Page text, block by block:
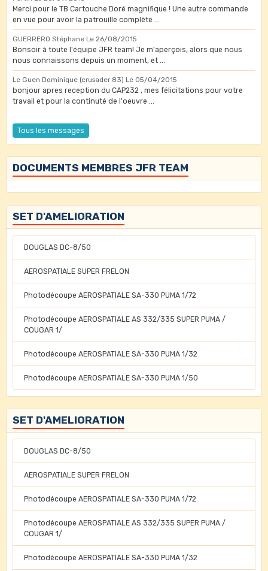
Merci pour le TB Cartouche Doré magnifique ! Une autre commande
en vue pour avoir la patrouille complète ...
GUERRERO Stéphane Le 26/08/2015
Bonsoir à toute l'équipe JFR team! Je m'aperçois, alors que nous
nous connaissons depuis un moment, et ...
Le Guen Dominique (crusader 83) Le 05/04/2015
bonjour apres reception du CAP232 , mes félicitations pour votre
travail et pour la continuté de l'oeuvre ...
Tous les messages
DOCUMENTS MEMBRES JFR TEAM
SET D'AMELIORATION
DOUGLAS DC-8/50
AEROSPATIALE SUPER FRELON
Photodécoupe AEROSPATIALE SA-330 PUMA 1/72
Photodécoupe AEROSPATIALE AS 332/335 SUPER PUMA /
COUGAR 1/
Photodécoupe AEROSPATIALE SA-330 PUMA 1/32
Photodécoupe AEROSPATIALE SA-330 PUMA 1/50
SET D'AMELIORATION
DOUGLAS DC-8/50
AEROSPATIALE SUPER FRELON
Photodécoupe AEROSPATIALE SA-330 PUMA 1/72
Photodécoupe AEROSPATIALE AS 332/335 SUPER PUMA /
COUGAR 1/
Photodécoupe AEROSPATIALE SA-330 PUMA 1/32